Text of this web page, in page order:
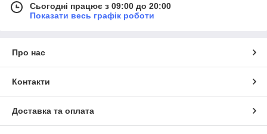
Сьогодні працює з 09:00 до 20:00
Показати весь графік роботи
Про нас
Контакти
Доставка та оплата